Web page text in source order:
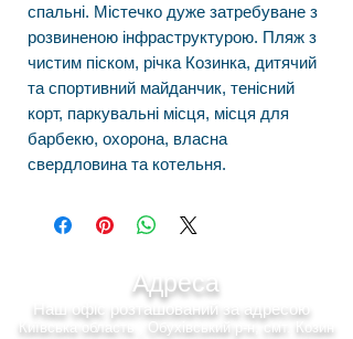
спальні. Містечко дуже затребуване з
розвиненою інфраструктурою. Пляж з
чистим піском, річка Козинка, дитячий
та спортивний майданчик, тенісний
корт, паркувальні місця, місця для
барбекю, охорона, власна
свердловина та котельня.
Адреса
Наш офіс розташований за адресою
Київська область , Обухівський р-н, смт. Козин